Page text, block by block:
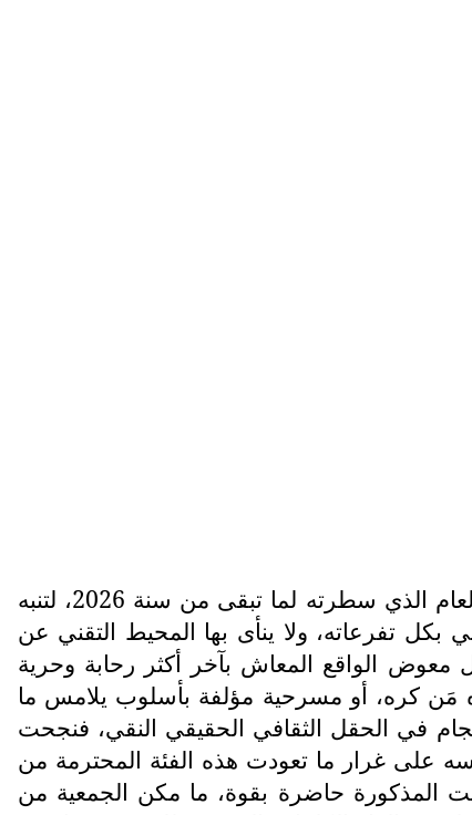
جعلت من قاعة المركز الثقافي بتطوان مكان إقامة حفلها الأول المدشنة به بداية إنزال فقرات برنامجها العام الذي سطرته لما تبقى من سنة 2026، لتنبه
بكل تفرعاته، ولا ينأى بها المحيط التقني عن
الواقع المعاش بآخر أكثر رحابة وحرية
كره، أو مسرحية مؤلفة بأسلوب يلامس ما
في الحقل الثقافي الحقيقي النقي، فنجحت
على غرار ما تعودت هذه الفئة المحترمة من
المذكورة حاضرة بقوة، ما مكن الجمعية من